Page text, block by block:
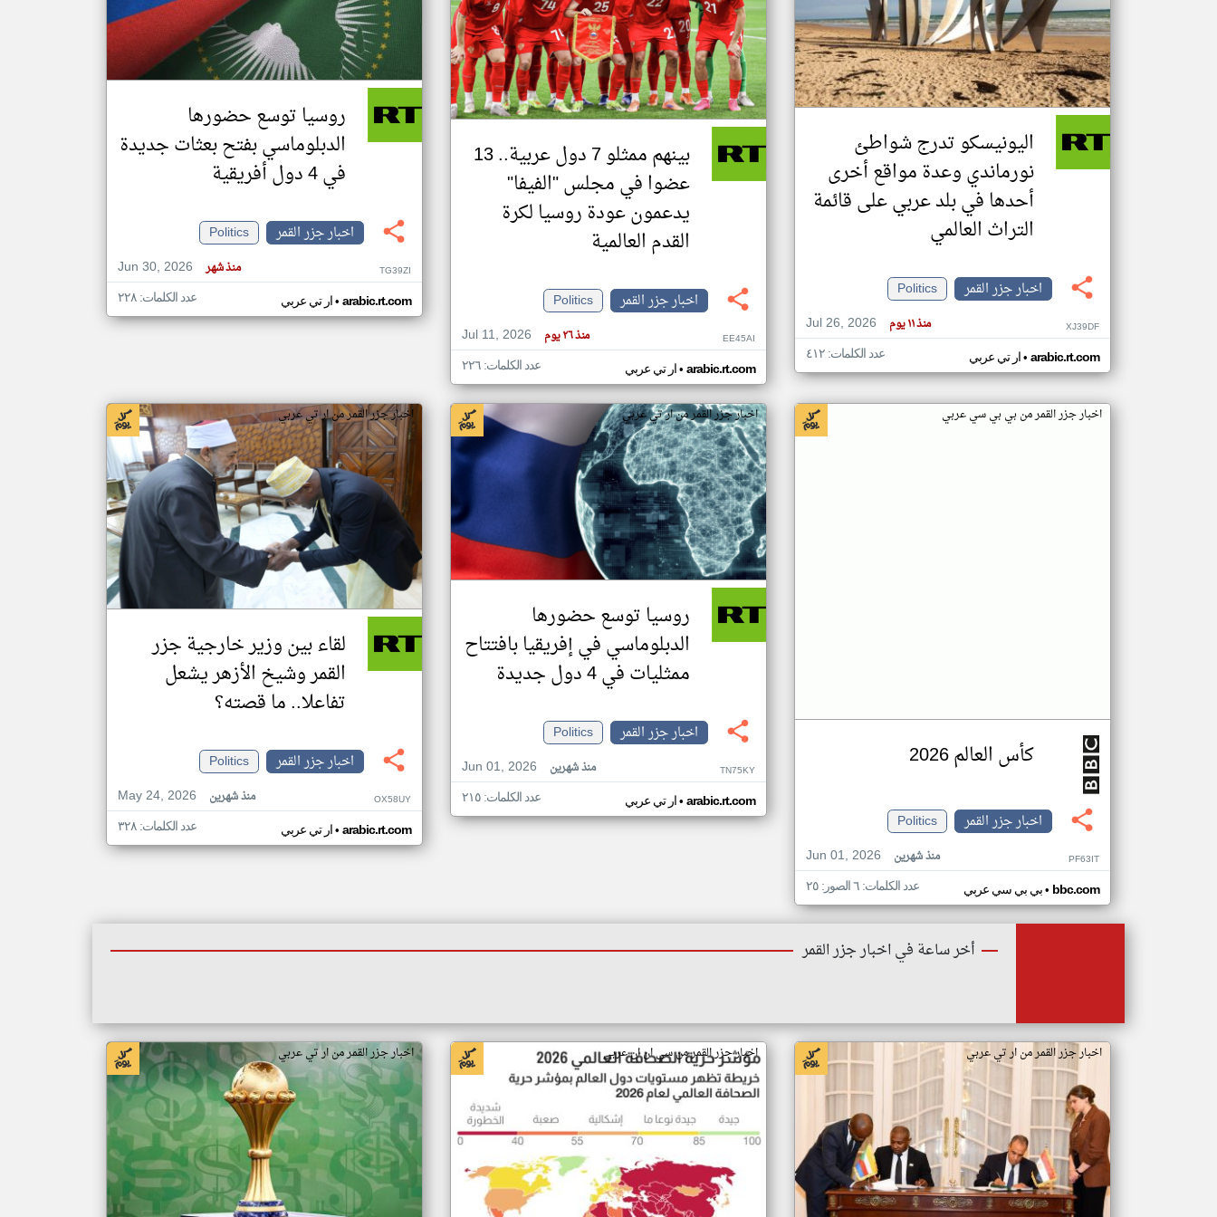
تغيير الدولة
اخبار جزر القمر على مدار الساعة
أهم اخبار جزر القمر العاجلة والمباشرة
اليونيسكو تدرج شواطئ
نورماندي وعدة مواقع أخرى
أحدها في بلد عربي على قائمة
التراث العالمي
اخبار جزر القمر
Politics
Jul 26, 2026
منذ ١١ يوم XJ39DF
ار تي عربي• arabic.rt.com عدد الكلمات: ٤١٢
بينهم ممثلو 7 دول عربية.. 13
عضوا في مجلس "الفيفا"
يدعمون عودة روسيا لكرة
القدم العالمية
اخبار جزر القمر
Politics
Jul 11, 2026
منذ ٢٦ يوم EE45AI
ار تي عربي• arabic.rt.com عدد الكلمات: ٢٢٦
روسيا توسع حضورها
الدبلوماسي بفتح بعثات جديدة
في 4 دول أفريقية
اخبار جزر القمر
Politics
Jun 30, 2026
منذ شهر TG39ZI
ار تي عربي• arabic.rt.com عدد الكلمات: ٢٢٨
اخبار جزر القمر من بي بي سي عربي
كأس العالم 2026
اخبار جزر القمر
Politics
Jun 01, 2026
منذ شهرين PF63IT
بي بي سي عربي• bbc.com عدد الكلمات: ٦ الصور: ٢٥
اخبار جزر القمر من ار تي عربي
روسيا توسع حضورها
الدبلوماسي في إفريقيا بافتتاح
ممثليات في 4 دول جديدة
اخبار جزر القمر
Politics
Jun 01, 2026
منذ شهرين TN75KY
ار تي عربي• arabic.rt.com عدد الكلمات: ٢١٥
اخبار جزر القمر من ار تي عربي
لقاء بين وزير خارجية جزر
القمر وشيخ الأزهر يشعل
تفاعلا.. ما قصته؟
اخبار جزر القمر
Politics
May 24, 2026
منذ شهرين OX58UY
ار تي عربي• arabic.rt.com عدد الكلمات: ٣٢٨
أخر ساعة في اخبار جزر القمر
اخبار جزر القمر من ار تي عربي اخبار جزر القمر من سي ان ان عربي اخبار جزر القمر من ار تي عربي
klyoum.com